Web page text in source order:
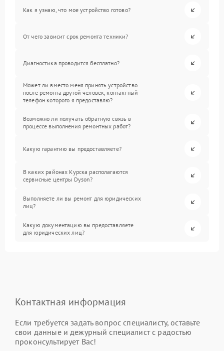
Как я узнаю, что мое устройство готово?
От чего зависит срок ремонта техники?
Диагностика проводится бесплатно?
Может ли вместо меня принять устройство
после ремонта другой человек, контактный
телефон которого я предоставлю?
Возможно ли получать обратную связь в
процессе выполнения ремонтных работ?
Какую гарантию вы предоставляете?
В каких районах Курска располагаются
сервисные центры Dyson?
Выполняете ли вы ремонт для юридических
лиц?
Какую документацию вы предоставляете
для юридических лиц?
Контактная информация
Если требуется задать вопрос специалисту, оставьте
свои данные и дежурный специалист с радостью
проконсультирует Вас!